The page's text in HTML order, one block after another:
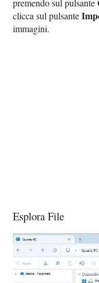
premendo sul pulsante
clicca sul pulsante
immagini.
Esplora File